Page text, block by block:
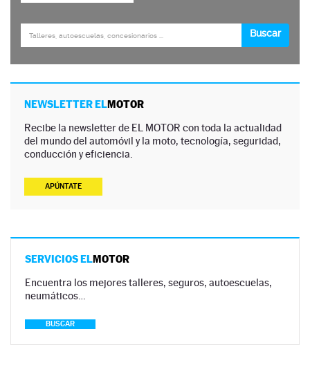
NEWSLETTER ELMOTOR
Recibe la newsletter de EL MOTOR con toda la actualidad
del mundo del automóvil y la moto, tecnología, seguridad,
conducción y eficiencia.
APÚNTATE
SERVICIOS ELMOTOR
Encuentra los mejores talleres, seguros, autoescuelas,
neumáticos…
BUSCAR